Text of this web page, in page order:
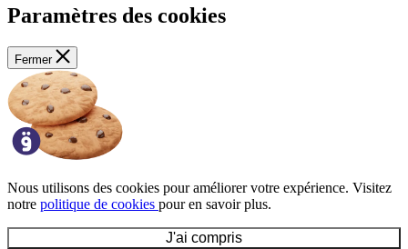
Paramètres des cookies
Fermer
Nous utilisons des cookies pour améliorer votre expérience. Visitez
notre politique de cookies pour en savoir plus.
J'ai compris